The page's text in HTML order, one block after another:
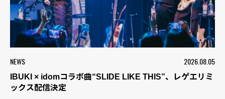
NEWS 2026.08.05
IBUKI × idomコラボ曲“SLIDE LIKE THIS”、レゲエリミ
ックス配信決定